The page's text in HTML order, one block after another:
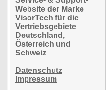
Website der Marke
VisorTech für die
Vertriebsgebiete
Deutschland,
Österreich und
Schweiz
Datenschutz
Impressum